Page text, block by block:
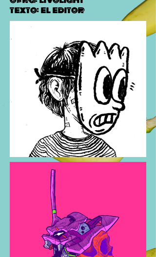
texto: el editor